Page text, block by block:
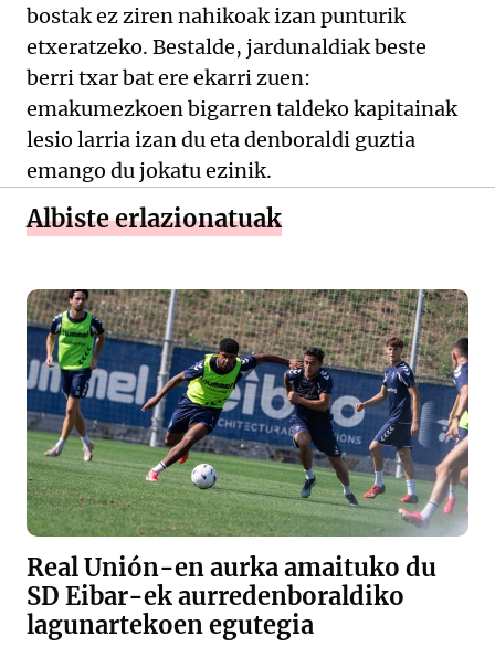
bostak ez ziren nahikoak izan punturik
etxeratzeko. Bestalde, jardunaldiak beste
berri txar bat ere ekarri zuen:
emakumezkoen bigarren taldeko kapitainak
lesio larria izan du eta denboraldi guztia
emango du jokatu ezinik.
Albiste erlazionatuak
Real Unión-en aurka amaituko du
SD Eibar-ek aurredenboraldiko
lagunartekoen egutegia